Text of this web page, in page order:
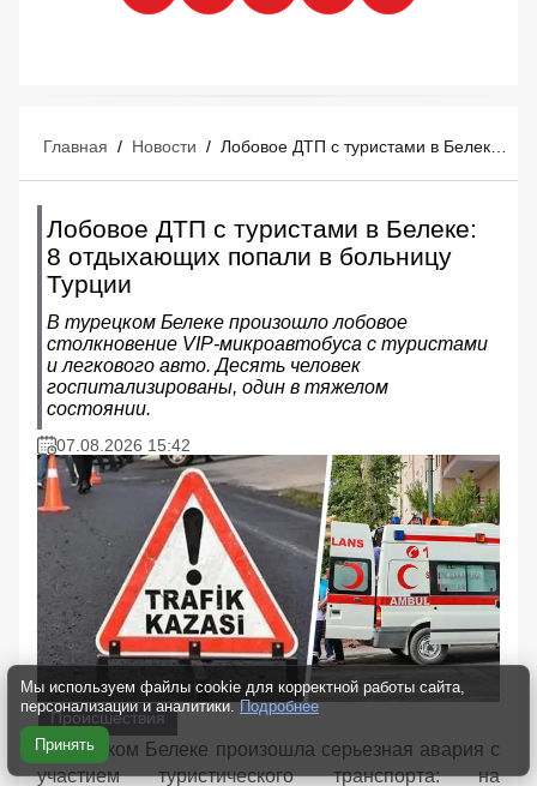
Главная / Новости / Лобовое ДТП с туристами в Белеке: 8 отдыхающих попали в больницу Турции
Лобовое ДТП с туристами в Белеке:
8 отдыхающих попали в больницу
Турции
В турецком Белеке произошло лобовое
столкновение VIP-микроавтобуса с туристами
и легкового авто. Десять человек
госпитализированы, один в тяжелом
состоянии.
07.08.2026 15:42
Происшествия
В турецком Белеке произошла серьезная авария с
участием туристического транспорта: на
Мы используем файлы cookie для корректной работы сайта,
персонализации и аналитики. Подробнее
Принять